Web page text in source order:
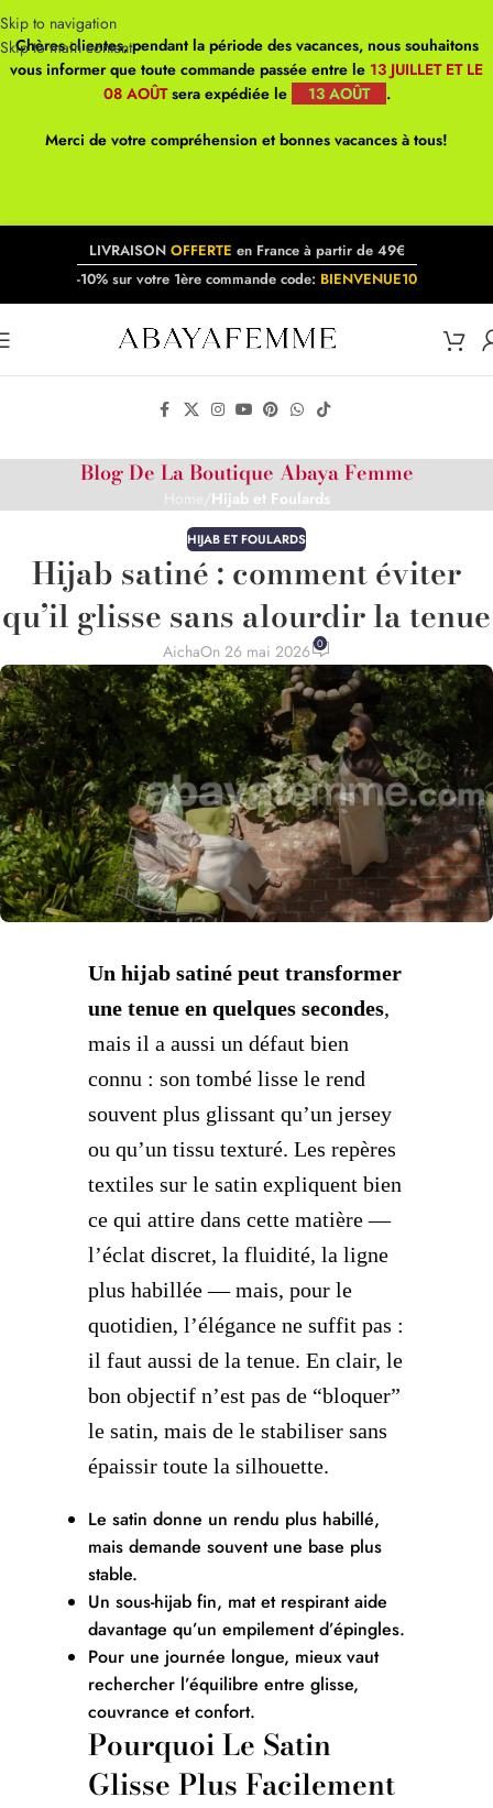
Skip to navigation
Skip to main content
Chères clientes, pendant la période des vacances, nous souhaitons
vous informer que toute commande passée entre le 13 JUILLET ET LE
08 AOÛTsera expédiée le 13 AOÛT .
Merci de votre compréhension et bonnes vacances à tous!
LIVRAISON OFFERTE en France à partir de 49€
-10% sur votre 1ère commande code: BIENVENUE10
Blog De La Boutique Abaya Femme
Hijab et Foulards
HIJAB ET FOULARDS
Hijab satiné : comment éviter
qu’il glisse sans alourdir la tenue
AichaOn 26 mai 2026 0
Un hijab satiné peut transformer
une tenue en quelques secondes,
mais il a aussi un défaut bien
connu : son tombé lisse le rend
souvent plus glissant qu’un jersey
ou qu’un tissu texturé. Les repères
textiles sur le satin expliquent bien
ce qui attire dans cette matière —
l’éclat discret, la fluidité, la ligne
plus habillée — mais, pour le
quotidien, l’élégance ne suffit pas :
il faut aussi de la tenue. En clair, le
bon objectif n’est pas de “bloquer”
le satin, mais de le stabiliser sans
épaissir toute la silhouette.
Le satin donne un rendu plus habillé,
mais demande souvent une base plus
stable.
Un sous-hijab fin, mat et respirant aide
davantage qu’un empilement d’épingles.
Pour une journée longue, mieux vaut
rechercher l’équilibre entre glisse,
couvrance et confort.
Pourquoi Le Satin
Glisse Plus Facilement